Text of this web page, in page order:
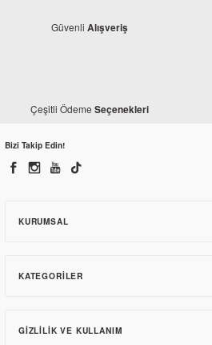
Bajaj Pulsar RS 200 Jant Şeridi Siyah-Gri
Güvenli Alışveriş
Çeşitli Ödeme Seçenekleri
Bizi Takip Edin!
KURUMSAL
KATEGORILER
GIZLILIK VE KULLANIM